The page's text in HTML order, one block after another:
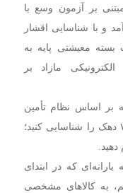
بر آزمون وسع با
و با شناسایی اقشار
بسته معیشتی پایه به
مازاد بر
بر اساس نظام تأمین
اجتماعی و با آزمون وسع بین ۱۰ دهک، ۷ دهک را شناسایی کنید؛
دهید.
که در ابتدای
به کالاهای مشخصی